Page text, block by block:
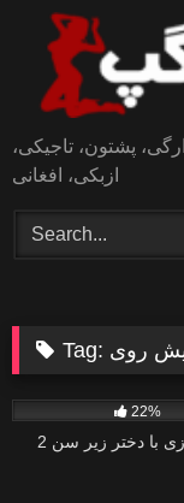
content
پشتون، تاجیکی،
ازبکی، افغانی
Tag: روی
22%
با دختر زیر سن 2